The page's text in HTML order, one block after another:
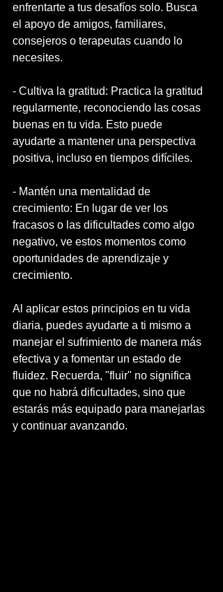
enfrentarte a tus desafíos solo. Busca
el apoyo de amigos, familiares,
consejeros o terapeutas cuando lo
necesites.
- Cultiva la gratitud: Practica la gratitud
regularmente, reconociendo las cosas
buenas en tu vida. Esto puede
ayudarte a mantener una perspectiva
positiva, incluso en tiempos difíciles.
- Mantén una mentalidad de
crecimiento: En lugar de ver los
fracasos o las dificultades como algo
negativo, ve estos momentos como
oportunidades de aprendizaje y
crecimiento.
Al aplicar estos principios en tu vida
diaria, puedes ayudarte a ti mismo a
manejar el sufrimiento de manera más
efectiva y a fomentar un estado de
fluidez. Recuerda, "fluir" no significa
que no habrá dificultades, sino que
estarás más equipado para manejarlas
y continuar avanzando.